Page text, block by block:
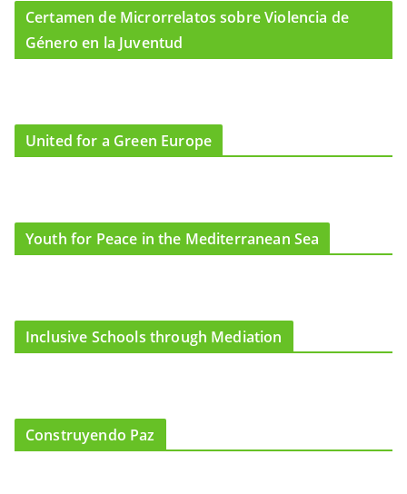
Certamen de Microrrelatos sobre Violencia de
Género en la Juventud
United for a Green Europe
Youth for Peace in the Mediterranean Sea
Inclusive Schools through Mediation
Construyendo Paz